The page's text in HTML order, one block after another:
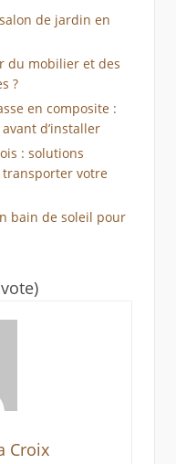
de jardin en
du mobilier et des
?
en composite :
d’installer
: solutions
votre
bain de soleil pour
Croix